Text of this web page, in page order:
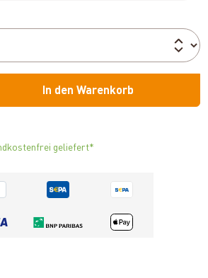
In den Warenkorb
geliefert*